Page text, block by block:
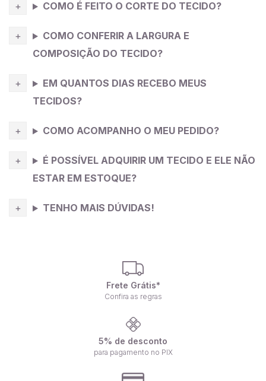
COMO É FEITO O CORTE DO TECIDO?
COMO CONFERIR A LARGURA E
COMPOSIÇÃO DO TECIDO?
EM QUANTOS DIAS RECEBO MEUS
TECIDOS?
COMO ACOMPANHO O MEU PEDIDO?
É POSSÍVEL ADQUIRIR UM TECIDO E ELE NÃO
ESTAR EM ESTOQUE?
TENHO MAIS DÚVIDAS!
Frete Grátis*
Confira as regras
5% de desconto
para pagamento no PIX